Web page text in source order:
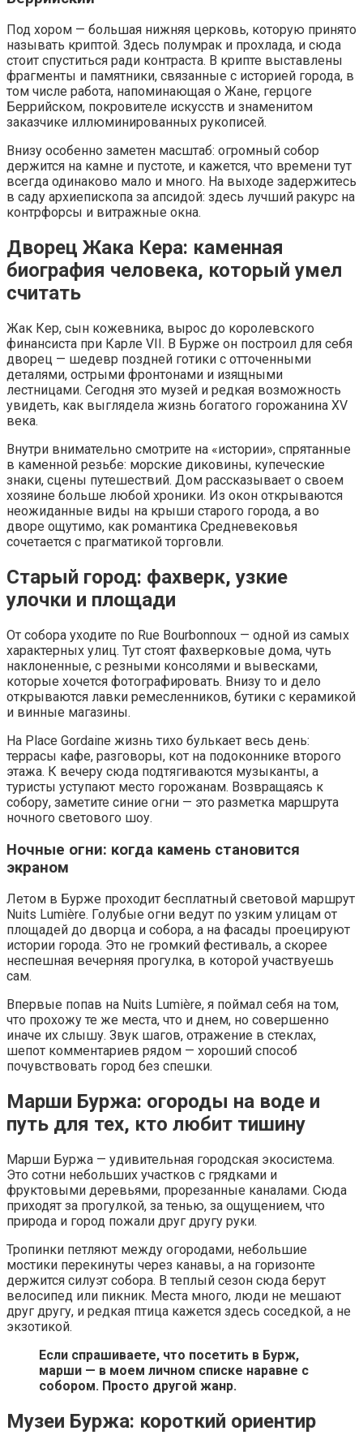
Под хором — большая нижняя церковь, которую принято
называть криптой. Здесь полумрак и прохлада, и сюда
стоит спуститься ради контраста. В крипте выставлены
фрагменты и памятники, связанные с историей города, в
том числе работа, напоминающая о Жане, герцоге
Беррийском, покровителе искусств и знаменитом
заказчике иллюминированных рукописей.
Внизу особенно заметен масштаб: огромный собор
держится на камне и пустоте, и кажется, что времени тут
всегда одинаково мало и много. На выходе задержитесь
в саду архиепископа за апсидой: здесь лучший ракурс на
контрфорсы и витражные окна.
Дворец Жака Кера: каменная
биография человека, который умел
считать
Жак Кер, сын кожевника, вырос до королевского
финансиста при Карле VII. В Бурже он построил для себя
дворец — шедевр поздней готики с отточенными
деталями, острыми фронтонами и изящными
лестницами. Сегодня это музей и редкая возможность
увидеть, как выглядела жизнь богатого горожанина XV
века.
Внутри внимательно смотрите на «истории», спрятанные
в каменной резьбе: морские диковины, купеческие
знаки, сцены путешествий. Дом рассказывает о своем
хозяине больше любой хроники. Из окон открываются
неожиданные виды на крыши старого города, а во
дворе ощутимо, как романтика Средневековья
сочетается с прагматикой торговли.
Старый город: фахверк, узкие
улочки и площади
От собора уходите по Rue Bourbonnoux — одной из самых
характерных улиц. Тут стоят фахверковые дома, чуть
наклоненные, с резными консолями и вывесками,
которые хочется фотографировать. Внизу то и дело
открываются лавки ремесленников, бутики с керамикой
и винные магазины.
На Place Gordaine жизнь тихо булькает весь день:
террасы кафе, разговоры, кот на подоконнике второго
этажа. К вечеру сюда подтягиваются музыканты, а
туристы уступают место горожанам. Возвращаясь к
собору, заметите синие огни — это разметка маршрута
ночного светового шоу.
Ночные огни: когда камень становится
экраном
Летом в Бурже проходит бесплатный световой маршрут
Nuits Lumière. Голубые огни ведут по узким улицам от
площадей до дворца и собора, а на фасады проецируют
истории города. Это не громкий фестиваль, а скорее
неспешная вечерняя прогулка, в которой участвуешь
сам.
Впервые попав на Nuits Lumière, я поймал себя на том,
что прохожу те же места, что и днем, но совершенно
иначе их слышу. Звук шагов, отражение в стеклах,
шепот комментариев рядом — хороший способ
почувствовать город без спешки.
Марши Буржа: огороды на воде и
путь для тех, кто любит тишину
Марши Буржа — удивительная городская экосистема.
Это сотни небольших участков с грядками и
фруктовыми деревьями, прорезанные каналами. Сюда
приходят за прогулкой, за тенью, за ощущением, что
природа и город пожали друг другу руки.
Тропинки петляют между огородами, небольшие
мостики перекинуты через канавы, а на горизонте
держится силуэт собора. В теплый сезон сюда берут
велосипед или пикник. Места много, люди не мешают
друг другу, и редкая птица кажется здесь соседкой, а не
экзотикой.
Если спрашиваете, что посетить в Бурж,
марши — в моем личном списке наравне с
собором. Просто другой жанр.
Музеи Буржа: короткий ориентир